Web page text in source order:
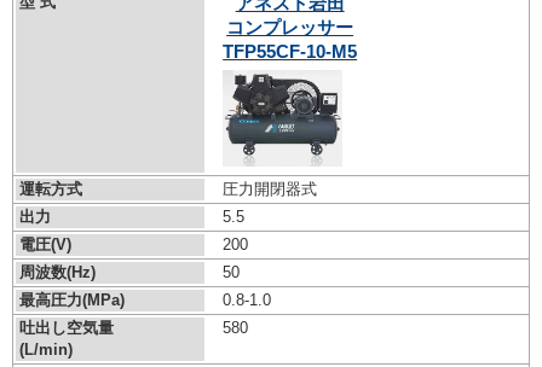
コンプレッサー
TFP55CF-10-M5
運転方式
圧力開閉器式
出力
5.5
電圧(V)
200
周波数(Hz)
50
最高圧力(MPa)
0.8-1.0
吐出し空気量
(L/min)
580